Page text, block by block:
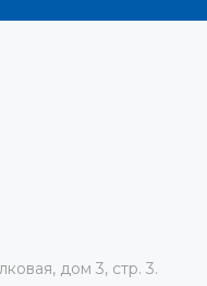
дом 3, стр. 3.